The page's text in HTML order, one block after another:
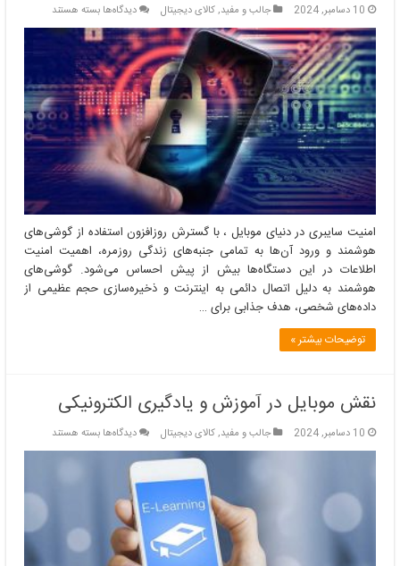
10 دسامبر, 2024 جالب و مفید,کالای دیجیتال دیدگاه‌هابرای
امنیت
سایبری
در
دنیای
موبایل:
تهدیدات
و
راهکارها
بسته هستند
امنیت سایبری در دنیای موبایل ، با گسترش روزافزون استفاده از گوشی‌های
هوشمند و ورود آن‌ها به تمامی جنبه‌های زندگی روزمره، اهمیت امنیت
اطلاعات در این دستگاه‌ها بیش از پیش احساس می‌شود. گوشی‌های
هوشمند به دلیل اتصال دائمی به اینترنت و ذخیره‌سازی حجم عظیمی از
داده‌های شخصی، هدف جذابی برای …
توضیحات بیشتر »
نقش موبایل در آموزش و یادگیری الکترونیکی
10 دسامبر, 2024 جالب و مفید,کالای دیجیتال دیدگاه‌هابرای
نقش
یادگیری
الکترونیکی
بسته هستند